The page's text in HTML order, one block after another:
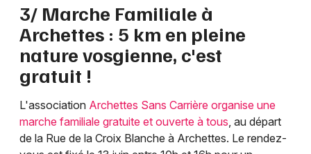
3/ Marche Familiale à
Archettes : 5 km en pleine
nature vosgienne, c'est
gratuit !
L'association Archettes Sans Carrière organise une
marche familiale gratuite et ouverte à tous, au départ
de la Rue de la Croix Blanche à Archettes. Le rendez-